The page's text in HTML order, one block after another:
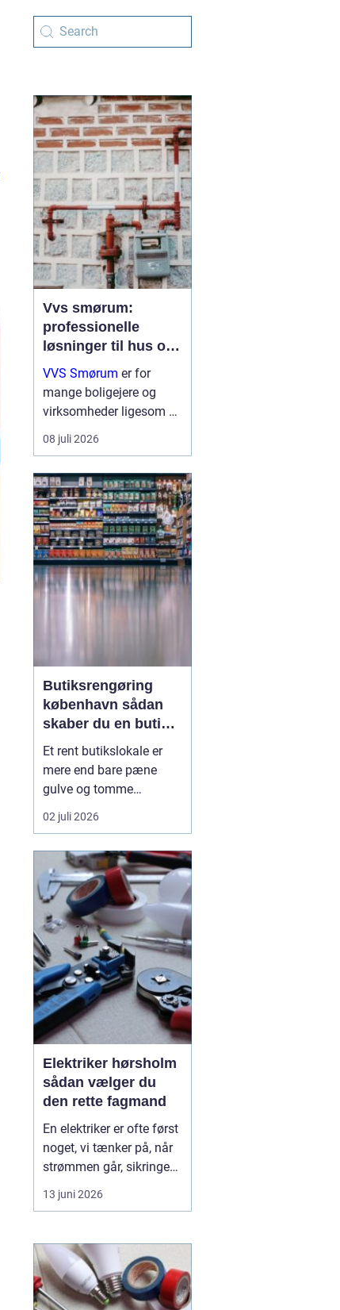
Vvs smørum:
professionelle
løsninger til hus og
erhverv
VVS Smørum er for
mange boligejere og
virksomheder ligesom en
tryg livline, når vand,
varme eller afløb driller.
kun om rør og ventiler,
men om sikkerhed,
komfort og en ...
08 juli 2026
Butiksrengøring
københavn sådan
skaber du en butik,
kunderne har lyst til
at komme tilbage til
Et rent butikslokale er
mere end bare pæne
gulve og tomme
skraldespande.
Rengøringen påvirker
førstehåndsindtryk, hvor
længe de bliver i
butikken, og om de
vælger at komme igen.
Særligt i en
konkurrencepræget by
som København kan
målrettet ...
02 juli 2026
Elektriker hørsholm
sådan vælger du
den rette fagmand
En elektriker er ofte først
noget, vi tænker på, når
strømmen går, sikringen
springer, eller vi står med
en akut fejl på en
som Hørsholm, hvor
mange boliger er ældre,
og flere bygger om eller
udvider, spiller en dygtig
13 juni 2026